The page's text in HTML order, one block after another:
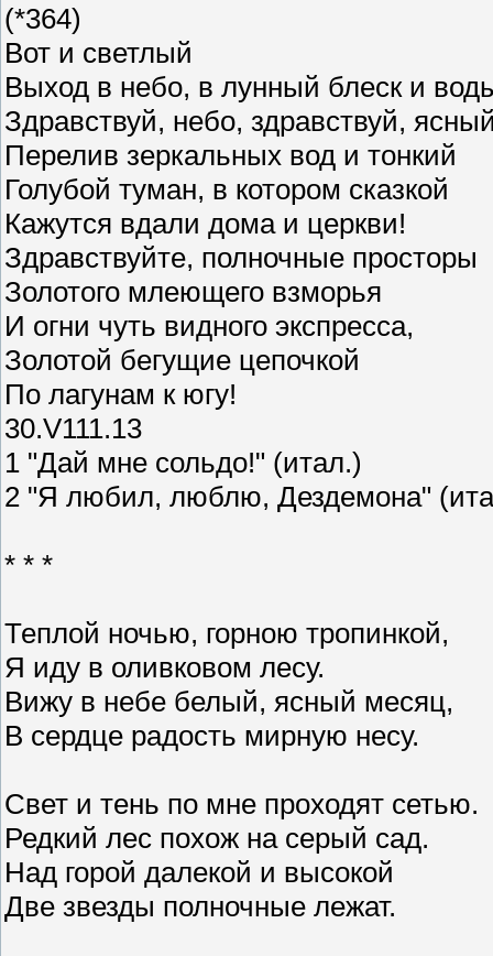
(*364)
Вот и светлый
Выход в небо, в лунный блеск и
Здравствуй, небо, здравствуй,
Перелив зеркальных вод и тонкий
Голубой туман, в котором сказкой
Кажутся вдали дома и церкви!
Здравствуйте, полночные просторы
Золотого млеющего взморья
И огни чуть видного экспресса,
Золотой бегущие цепочкой
По лагунам к югу!
30.V111.13
1 "Дай мне сольдо!" (итал.)
2 "Я любил, люблю, Дездемона"
* * *
Теплой ночью, горною тропинкой,
Я иду в оливковом лесу.
Вижу в небе белый, ясный месяц,
В сердце радость мирную несу.
Свет и тень по мне проходят сетью.
Редкий лес похож на серый сад.
Над горой далекой и высокой
Две звезды полночные лежат.